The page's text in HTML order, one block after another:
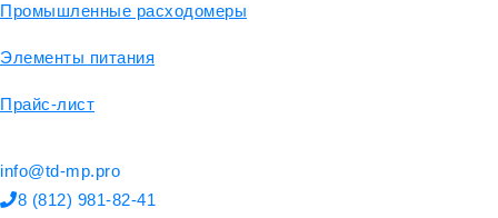
Промышленные расходомеры
Элементы питания
Прайс-лист
info@td-mp.pro
8 (812) 981-82-41